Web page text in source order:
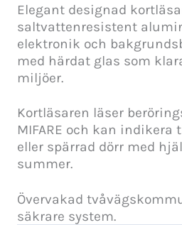
Elegant designad
saltvattenresistent
elektronik och
med härdat glas som
miljöer.
Kortläsaren läser
MIFARE och kan indikera
eller spärrad dörr med
summer.
Övervakad
säkrare system.